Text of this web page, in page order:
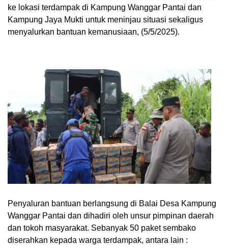
ke lokasi terdampak di Kampung Wanggar Pantai dan
Kampung Jaya Mukti untuk meninjau situasi sekaligus
menyalurkan bantuan kemanusiaan, (5/5/2025).
Penyaluran bantuan berlangsung di Balai Desa Kampung
Wanggar Pantai dan dihadiri oleh unsur pimpinan daerah
dan tokoh masyarakat. Sebanyak 50 paket sembako
diserahkan kepada warga terdampak, antara lain :